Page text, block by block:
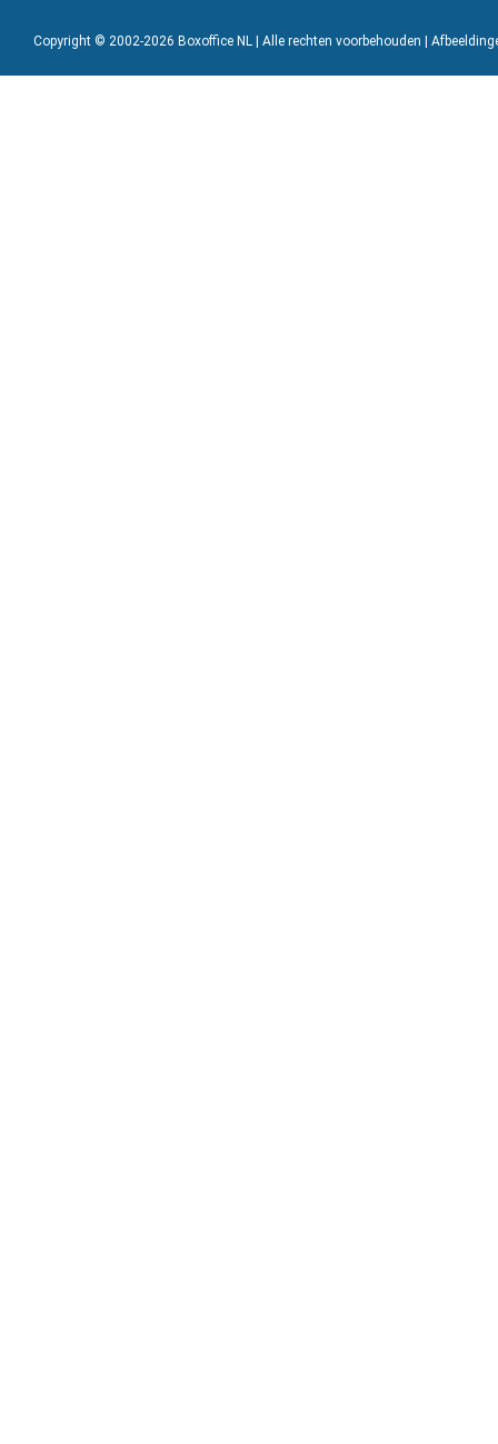
Copyright © 2002-2026 Boxoffice NL | Alle rechten voorbehouden |